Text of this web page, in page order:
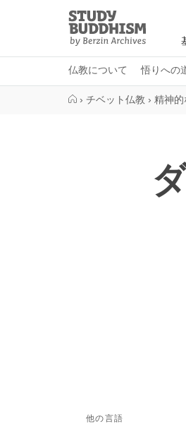
Study
Buddhism
Home
仏教について 悟りへの
› チベット仏教 › 精神的
他の言語